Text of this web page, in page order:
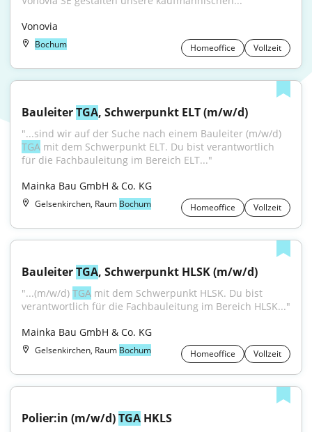
Vonovia
Bochum Homeoffice Vollzeit
Bauleiter TGA, Schwerpunkt ELT (m/w/d)
TGA mit dem Schwerpunkt ELT. Du bist verantwortlich
für die Fachbauleitung im Bereich ELT..."
Mainka Bau GmbH & Co. KG
Gelsenkirchen, Raum Bochum Homeoffice Vollzeit
Bauleiter TGA, Schwerpunkt HLSK (m/w/d)
"...(m/w/d) TGA mit dem Schwerpunkt HLSK. Du bist
verantwortlich für die Fachbauleitung im Bereich HLSK..."
Mainka Bau GmbH & Co. KG
Gelsenkirchen, Raum Bochum Homeoffice Vollzeit
Polier:in (m/w/d) TGA HKLS